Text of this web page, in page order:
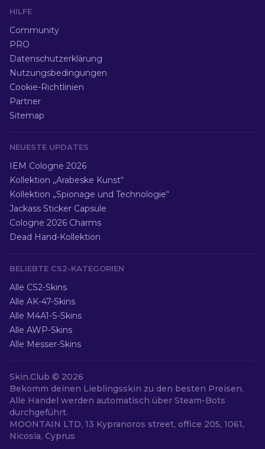
HILFE
Community
PRO
Datenschutzerklärung
Nutzungsbedingungen
Cookie-Richtlinien
Partner
Sitemap
NEUESTE UPDATES
IEM Cologne 2026
Kollektion „Arabeske Kunst“
Kollektion „Spionage und Technologie“
Jackass Sticker Capsule
Cologne 2026 Charms
Dead Hand-Kollektion
BELIEBTE CS2-KATEGORIEN
Alle CS2-Skins
Alle AK-47-Skins
Alle M4A1-S-Skins
Alle AWP-Skins
Alle Messer-Skins
Skin.Club © 2026
Bekomm deinen Lieblingsskin zu den besten Preisen.
Alle Handel werden automatisch über Steam-Bots
durchgeführt.
MOONTAIN LTD, 13 Kypranoros street, office 205, 1061,
Nicosia, Cyprus